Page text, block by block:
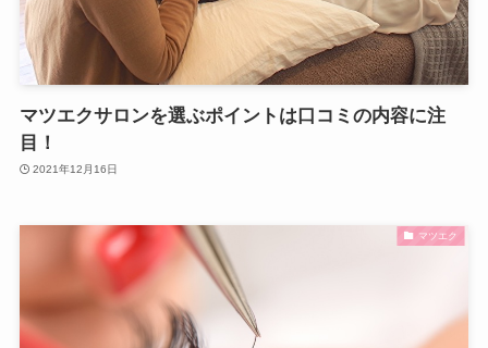
マツエクサロンを選ぶポイントは口コミの内容に注
目！
2021年12月16日
マツエク